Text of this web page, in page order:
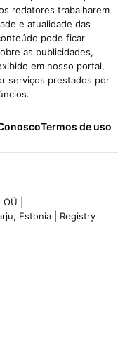
redatores trabalharem
e atualidade das
pode ficar
as publicidades,
em nosso portal,
serviços prestados por
Termos de uso
|
Estonia | Registry